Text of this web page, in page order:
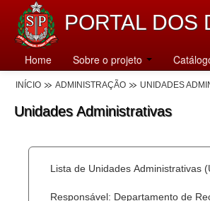
PORTAL DOS
Home Sobre o projeto
INÍCIO ADMINISTRAÇÃO UNIDADES
Unidades Administrativas
Lista de Unidades Administrativas
Responsável: Departamento de